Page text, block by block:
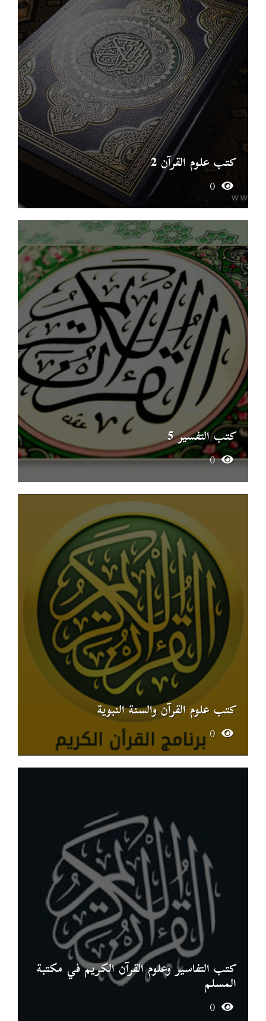
كتب علوم القرآن 2
كتب التفسير 5
0
كتب علوم القرآن والسنة النبوية
0
كتب التفاسير وعلوم القرآن الكريم في مكتبة
المسلم